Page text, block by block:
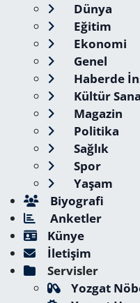
Dünya
Eğitim
Ekonomi
Genel
Haberde
Kültür
Magazin
Politika
Sağlık
Spor
Yaşam
Biyografi
Anketler
Künye
İletişim
Servisler
Yozgat